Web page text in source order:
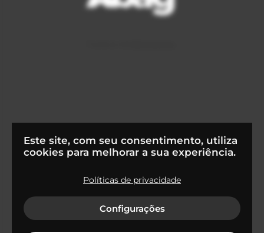
© 2022Flapper Tecnologia S.A
Termos de uso e condições
Este site, com seu consentimento, utiliza
cookies para melhorar a sua experiência.
Políticas de privacidade
Configurações